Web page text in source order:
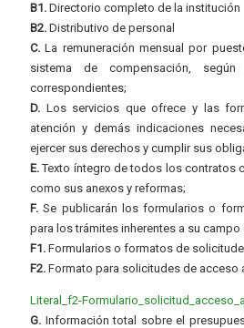
B1. Directorio completo de la institución
B2. Distributivo de personal
C. La remuneración mensual por
sistema de compensación,
correspondientes;
D. Los servicios que ofrece y las
atención y demás indicaciones
ejercer sus derechos y cumplir sus
E.Texto íntegro de todos los contratos
como sus anexos y reformas;
F. Se publicarán los formularios o
para los trámites inherentes a su campo
F1. Formularios o formatos de
F2. Formato para solicitudes de acceso
Literal_f2-
G. Información total sobre el